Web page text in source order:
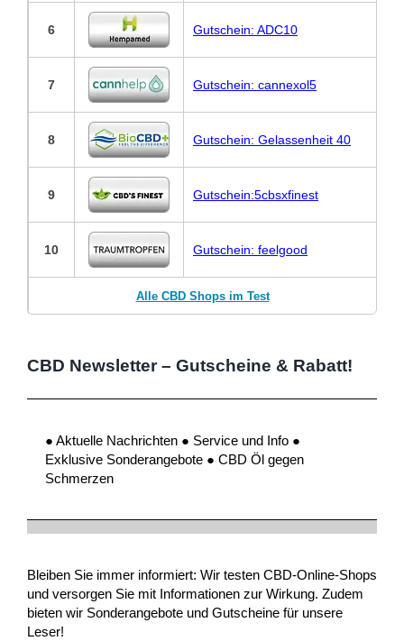
6 Gutschein: ADC10
7 Gutschein: cannexol5
8 Gutschein: Gelassenheit 40
9 Gutschein:5cbsxfinest
10 Gutschein: feelgood
Alle CBD Shops im Test
CBD Newsletter – Gutscheine & Rabatt!
● Aktuelle Nachrichten ● Service und Info ●
Exklusive Sonderangebote ● CBD Öl gegen
Schmerzen
Bleiben Sie immer informiert: Wir testen CBD-Online-Shops
und versorgen Sie mit Informationen zur Wirkung. Zudem
bieten wir Sonderangebote und Gutscheine für unsere
Leser!